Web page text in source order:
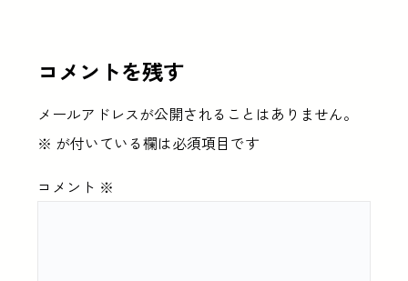
コメントを残す
メールアドレスが公開されることはありません。
※ が付いている欄は必須項目です
コメント ※